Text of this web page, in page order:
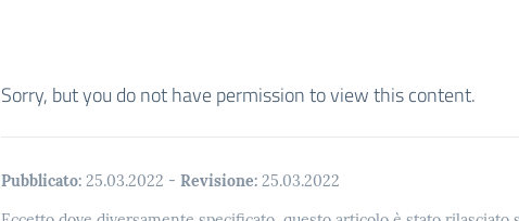
Sorry, but you do not have permission to view this content.
Pubblicato: 25.03.2022 - Revisione: 25.03.2022